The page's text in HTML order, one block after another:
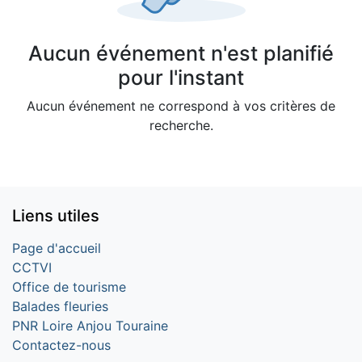
Aucun événement n'est planifié
pour l'instant
Aucun événement ne correspond à vos critères de
recherche.
Liens utiles
Page d'accueil
CCTVI
Office de tourisme
Balades fleuries
PNR Loire Anjou Touraine
Contactez-nous